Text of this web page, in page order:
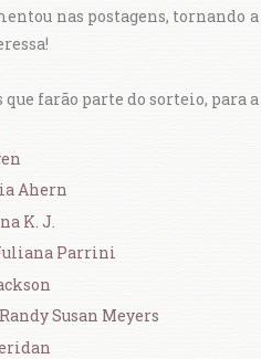
nas postagens, tornando
farão parte do sorteio, para
Ahern
K. J.
Parrini
Susan Meyers